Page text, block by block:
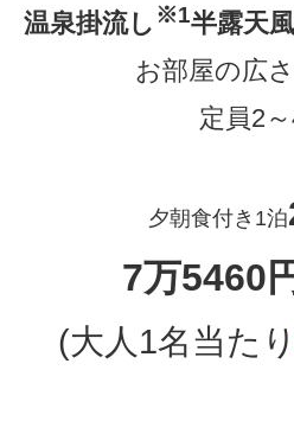
温泉掛流し ※1半露天
お部屋の広
定員2
夕朝食付き1泊
7万5460
(大人1名当たり